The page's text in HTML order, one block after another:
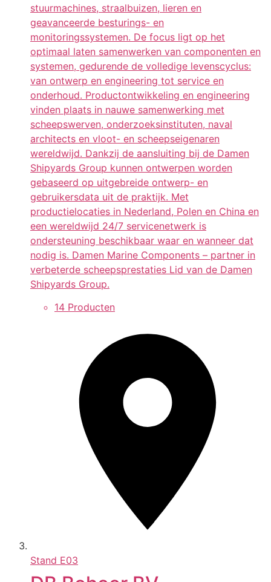
stuurmachines, straalbuizen, lieren en
geavanceerde besturings- en
monitoringssystemen. De focus ligt op het
optimaal laten samenwerken van componenten en
systemen, gedurende de volledige levenscyclus:
van ontwerp en engineering tot service en
onderhoud. Productontwikkeling en engineering
vinden plaats in nauwe samenwerking met
scheepswerven, onderzoeksinstituten, naval
architects en vloot- en scheepseigenaren
wereldwijd. Dankzij de aansluiting bij de Damen
Shipyards Group kunnen ontwerpen worden
gebaseerd op uitgebreide ontwerp- en
gebruikersdata uit de praktijk. Met
productielocaties in Nederland, Polen en China en
een wereldwijd 24/7 servicenetwerk is
ondersteuning beschikbaar waar en wanneer dat
nodig is. Damen Marine Components – partner in
verbeterde scheepsprestaties Lid van de Damen
Shipyards Group.
14 Producten
Stand E03